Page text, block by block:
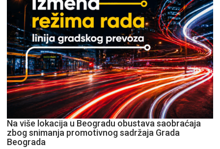
Na više lokacija u Beogradu obustava saobraćaja
zbog snimanja promotivnog sadržaja Grada
Beograda